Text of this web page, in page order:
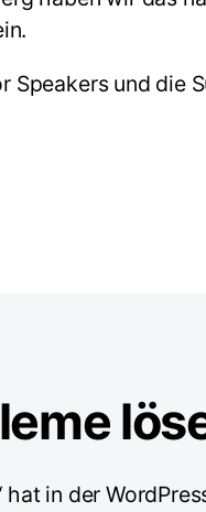
Speakers und die
hat in der